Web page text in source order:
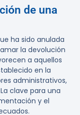
de una
ha sido anulada
la devolución
a aquellos
en la
administrativos,
clave para una
y el